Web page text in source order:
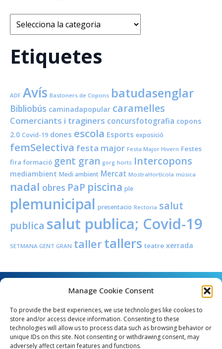
Manage Cookie Consent
To provide the best experiences, we use technologies like cookies to
store and/or access device information. Consenting to these
technologies will allow us to process data such as browsing behavior or
unique IDs on this site. Not consenting or withdrawing consent, may
adversely affect certain features and functions.
Categories
Etiquetes
ADF Avís Bastoners de Copons batudasenglar
Bibliobús caminadapopular caramelles
Comerciants i traginers concursfotografia copons
2.0 Covid-19 dones escola Esports exposició
femSelectiva festa major Festa Major Hivern Festes
fira formació gent gran gorg horts Intercopons
mediambient Medi ambient Mercat MostraHortícola música
nadal obres PaP piscina ple
plemunicipal presentacio Rectoria salut
publica salut publica; Covid-19
SETMANA GENT GRAN taller tallers teatre xerrada
Angel Guimerà, 8 - 08289 Copons